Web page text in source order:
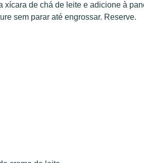
xícara de chá de leite e adicione à
sem parar até engrossar. Reserve.